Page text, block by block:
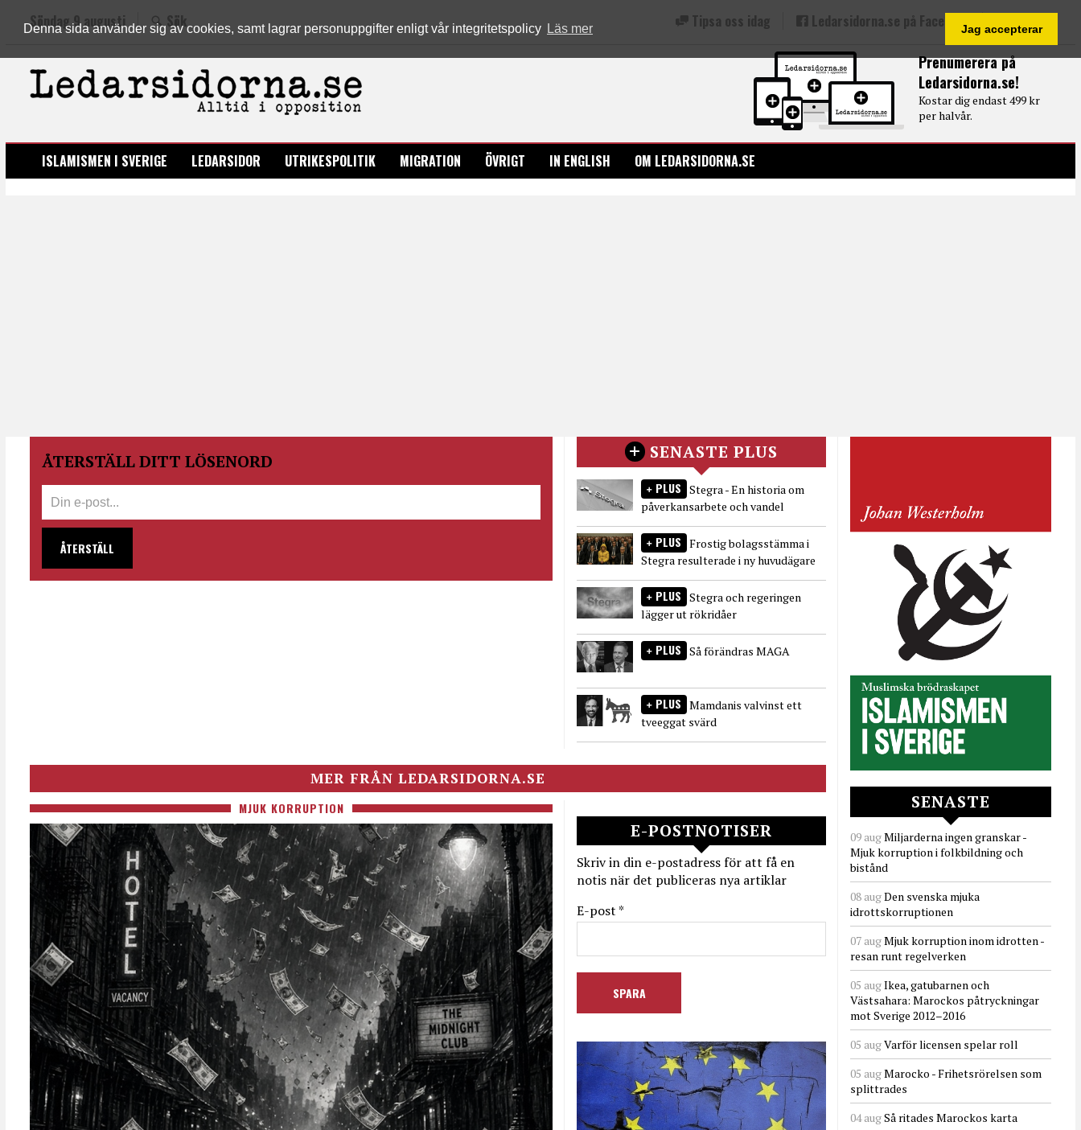
Denna sida använder sig av cookies, samt lagrar personuppgifter enligt vår integritetspolicy Läs mer Jag accepterar
Prenumerera på
Ledarsidorna.se!
Kostar dig endast 499 kr
per halvår.
Söndag 9 augusti Sök Tipsa oss idag Ledarsidorna.se på Facebook
LEDARSIDORNA.SE
ISLAMISMEN I SVERIGE LEDARSIDOR UTRIKESPOLITIK MIGRATION ÖVRIGT IN ENGLISH OM LEDARSIDORNA.SE
ÅTERSTÄLL DITT LÖSENORD
ÅTERSTÄLL
SENASTE PLUS
PLUS Stegra - En historia om
påverkansarbete och vandel
PLUS Frostig bolagsstämma i
Stegra resulterade i ny huvudägare
PLUS Stegra och regeringen
lägger ut rökridåer
PLUS Så förändras MAGA
PLUS Mamdanis valvinst ett
tveeggat svärd
MER FRÅN LEDARSIDORNA.SE
MJUK KORRUPTION
E-POSTNOTISER
Skriv in din e-postadress för att få en
notis när det publiceras nya artiklar
E-post *
SENASTE
09 augMiljarderna ingen granskar -
Mjuk korruption i folkbildning och
bistånd
08 augDen svenska mjuka
idrottskorruptionen
07 augMjuk korruption inom idrotten -
resan runt regelverken
05 augIkea, gatubarnen och
Västsahara: Marockos påtryckningar
mot Sverige 2012–2016
05 augVarför licensen spelar roll
05 augMarocko - Frihetsrörelsen som
splittrades
04 augSå ritades Marockos karta